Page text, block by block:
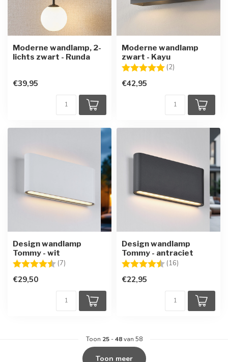
Moderne wandlamp, 2-
lichts zwart - Runda
€39,95
Moderne wandlamp
zwart - Kayu
Beoordeling: (2)
€42,95
Design wandlamp
Tommy - wit
Beoordeling: (7)
€29,50
Design wandlamp
Tommy - antraciet
Beoordeling: (16)
€22,95
Toon 25-48van 58
Toon meer